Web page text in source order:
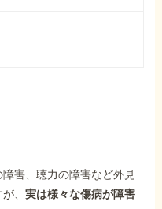
害、聴力の障害など外見
が、実は様々な傷病が障害